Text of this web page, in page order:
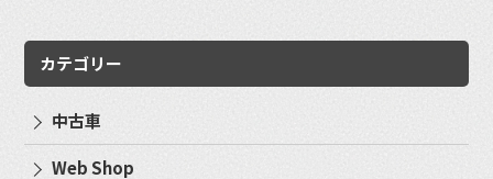
カテゴリー
中古車
Web Shop